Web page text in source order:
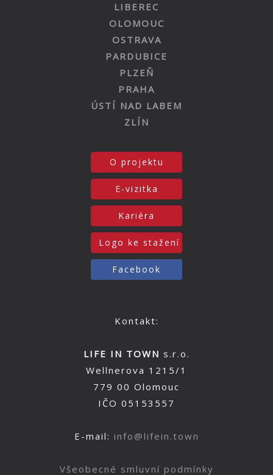
LIBEREC
OLOMOUC
OSTRAVA
PARDUBICE
PLZEŇ
PRAHA
ÚSTÍ NAD LABEM
ZLÍN
O projektu
E-vizitka
Kariéra
Logo ke stažení
Facebook
Kontakt:
LIFE IN TOWN s.r.o.
Wellnerova 1215/1
779 00 Olomouc
IČO 05153557
E-mail: info@lifein.town
Všeobecné smluvní podmínky